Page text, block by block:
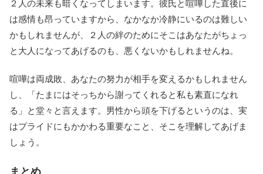
２人の未来も暗くなってしまいます。彼氏と喧嘩した直後に
は感情も昂っていますから、なかなか冷静にいるのは難しい
かもしれませんが、２人の絆のためにそこはあなたがちょっ
と大人になってあげるのも、悪くないかもしれませんね。
喧嘩は両成敗、あなたの努力が相手を変えるかもしれません
し、「たまにはそっちから謝ってくれると私も素直になれ
る」と堂々と言えます。男性から頭を下げるというのは、実
はプライドにもかかわる重要なこと、そこを理解してあげま
しょう。
まとめ